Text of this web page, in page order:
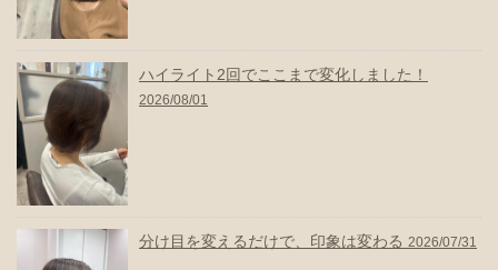
ハイライト2回でここまで変化しました！
2026/08/01
分け目を変えるだけで、印象は変わる 2026/07/31